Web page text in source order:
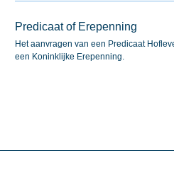
Predicaat of Erepenning
Het aanvragen van een Predicaat
een Koninklijke Erepenning.